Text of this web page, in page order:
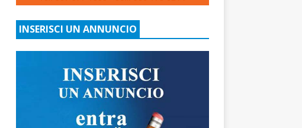
INSERISCI UN ANNUNCIO